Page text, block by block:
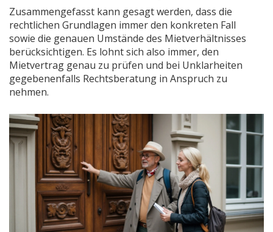
Zusammengefasst kann gesagt werden, dass die
rechtlichen Grundlagen immer den konkreten Fall
sowie die genauen Umstände des Mietverhältnisses
berücksichtigen. Es lohnt sich also immer, den
Mietvertrag genau zu prüfen und bei Unklarheiten
gegebenenfalls Rechtsberatung in Anspruch zu
nehmen.